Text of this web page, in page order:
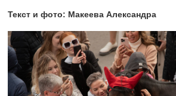
Текст и фото: Макеева Александра